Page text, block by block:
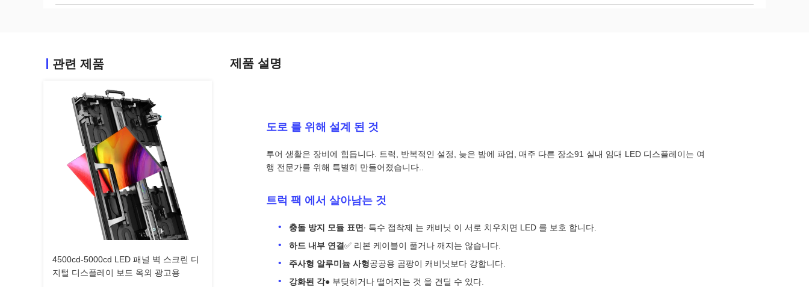
관련 제품
4500cd-5000cd LED 패널 벽 스크린 디
지털 디스플레이 보드 옥외 광고용
제품 설명
도로 를 위해 설계 된 것
투어 생활은 장비에 힘듭니다. 트럭, 반복적인 설정, 늦은 밤에 파업, 매주 다른 장소91 실내 임대 LED 디스플레이는 여
행 전문가를 위해 특별히 만들어졌습니다..
트럭 팩 에서 살아남는 것
충돌 방지 모듈 표면 ∙ 특수 접착제 는 캐비닛 이 서로 치우치면 LED 를 보호 합니다.
하드 내부 연결✅ 리본 케이블이 풀거나 깨지는 않습니다.
주사형 알루미늄 사형공공용 곰팡이 캐비닛보다 강합니다.
강화된 각● 부딪히거나 떨어지는 것 을 견딜 수 있다.